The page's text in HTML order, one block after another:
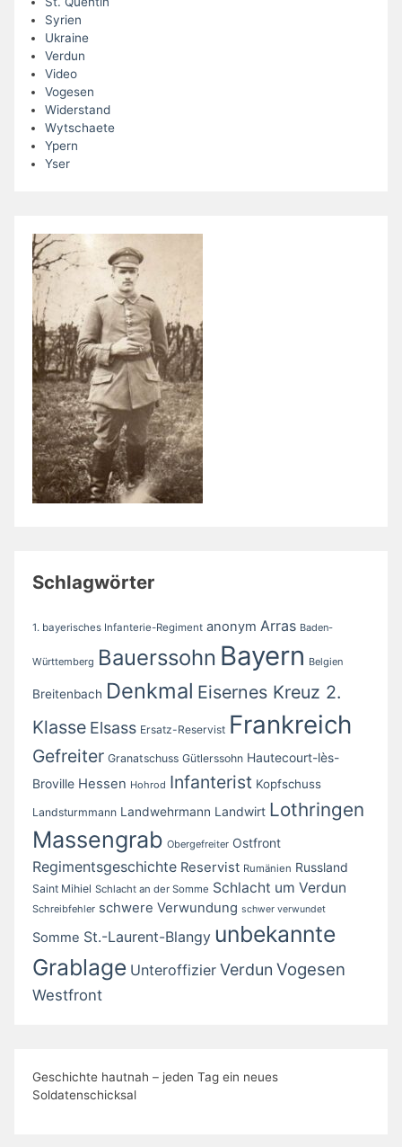
Syrien
Ukraine
Verdun
Video
Vogesen
Widerstand
Wytschaete
Ypern
Yser
Schlagwörter
1. bayerisches Infanterie-Regiment anonym Arras Baden-
Württemberg Bauerssohn Bayern Belgien
Breitenbach Denkmal Eisernes Kreuz 2.
Klasse Elsass Ersatz-Reservist Frankreich
Gefreiter Granatschuss Gütlerssohn Hautecourt-lès-
Broville Hessen Hohrod Infanterist Kopfschuss
Landsturmmann Landwehrmann Landwirt Lothringen
Massengrab Obergefreiter Ostfront
Regimentsgeschichte Reservist Rumänien Russland
Saint Mihiel Schlacht an der Somme Schlacht um Verdun
Schreibfehler schwere Verwundung schwer verwundet
Somme St.-Laurent-Blangy unbekannte
Grablage Unteroffizier Verdun Vogesen
Westfront
Geschichte hautnah – jeden Tag ein neues
Soldatenschicksal